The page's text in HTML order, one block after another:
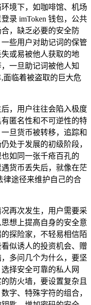
境下，如咖啡馆、机场
录 imToken 钱包，公共
，缺乏必要的安全防
些用户对助记词的保管
或易被他人获取的地
一旦助记词被他人知
面临着被盗取的巨大危
，用户往往会陷入极度
匿名性和不可逆性的特
旦货币被转移，追踪和
处于发展的初级阶段，
如同一张千疮百孔的
货币丢失后，就像在茫
律途径来维护自己的合
再次发生，用户需要采
想上提高自身的安全意
探险家，不轻易相信陌
似诱人的投资机会、赠
多问几个为什么，要坚
择安全可靠的私人网
防火墙，要设置复杂且
字、特殊字符的组合，